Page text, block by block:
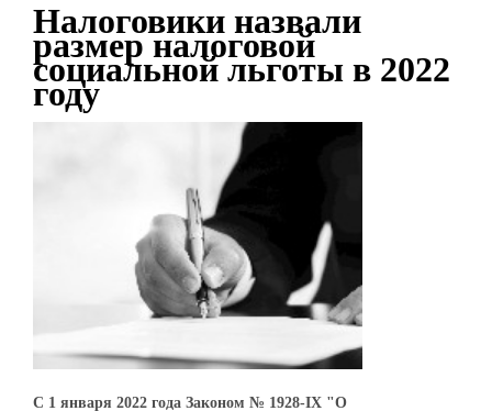
Налоговики назвали
размер налоговой
социальной льготы в 2022
году
С 1 января 2022 года Законом № 1928-ІХ "О